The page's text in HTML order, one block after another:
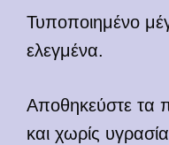
Τυποποιημένο
ελεγμένα.
Αποθηκεύστε τα
και χωρίς